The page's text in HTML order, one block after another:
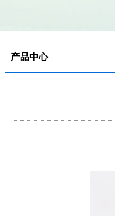
产品中心